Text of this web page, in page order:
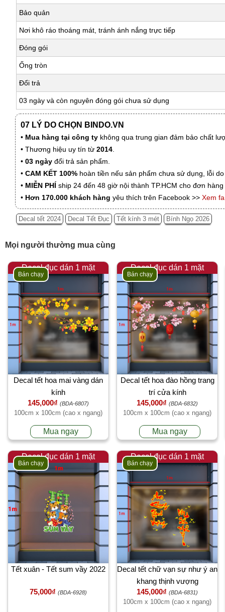
Bảo quản
Nơi khô ráo thoáng mát, tránh ánh nắng trực tiếp
Đóng gói
Ống tròn
Đổi trả
03 ngày và còn nguyên đóng gói chưa sử dụng
07 LÝ DO CHỌN BINDO.VN
• Mua hàng tại công ty không qua trung gian đảm bảo chất
• Thương hiệu uy tín từ 2014.
• 03 ngày đổi trả sản phẩm.
• CAM KẾT 100% hoàn tiền nếu sản phẩm chưa sử dụng, lỗi
• MIỄN PHÍ ship 24 đến 48 giờ nội thành TP.HCM cho đơn
• Hơn 170.000 khách hàng yêu thích trên Facebook >> Xem
Decal tết 2024 Decal Tết Đục Tết kính 3 mét Bính Ngọ 2026
Mọi người thường mua cùng
Decal đục dán 1 mặt
Bán chạy
Decal tết hoa mai vàng dán
kính
145,000₫ (BDA-6807)
100cm x 100cm (cao x ngang)
Mua ngay
Decal đục dán 1 mặt
Bán chạy
Decal tết hoa đào hồng trang
trí cửa kính
145,000₫ (BDA-6832)
100cm x 100cm (cao x ngang)
Mua ngay
Decal đục dán 1 mặt
Bán chạy
Tết xuân - Tết sum vầy 2022
75,000₫ (BDA-6928)
Decal đục dán 1 mặt
Bán chạy
Decal tết chữ vạn sự như ý an
khang thịnh vượng
145,000₫ (BDA-6831)
100cm x 100cm (cao x ngang)